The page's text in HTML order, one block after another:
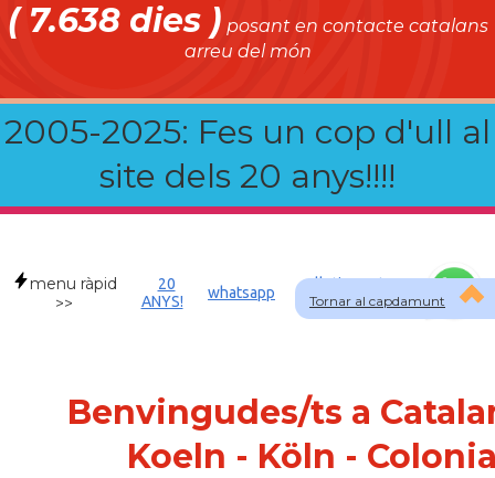
( 7.638 dies ) posant en contacte catalans
arreu del món
2005-2025: Fes un cop d'ull al
site dels 20 anys!!!!
Tornar al capdamunt
menu ràpid
>>
20
ANYS!
whatsapp
Allotjament a
DEU
Benvingudes/ts a
Koeln - Köln -